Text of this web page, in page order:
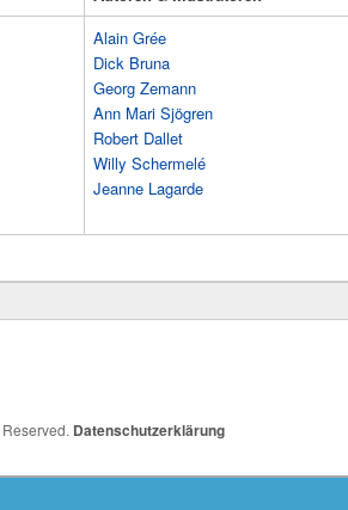
Alain Grée
Dick Bruna
Georg Zemann
Ann Mari Sjögren
Robert Dallet
Willy Schermelé
Jeanne Lagarde
Datenschutzerklärung